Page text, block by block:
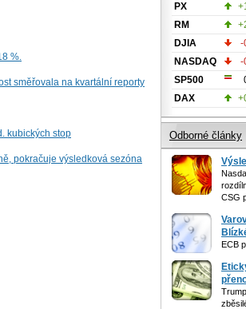
%.
směřovala na kvartální reporty
kubických stop
pokračuje výsledková sezóna
PX
RM
DJIA
-
NASDAQ
-
SP500
DAX
Odborné články
CSG
ECB